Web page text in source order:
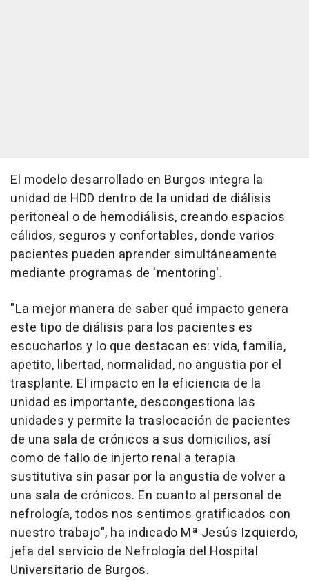
El modelo desarrollado en Burgos integra la
unidad de HDD dentro de la unidad de diálisis
peritoneal o de hemodiálisis, creando espacios
cálidos, seguros y confortables, donde varios
pacientes pueden aprender simultáneamente
mediante programas de 'mentoring'.
"La mejor manera de saber qué impacto genera
este tipo de diálisis para los pacientes es
escucharlos y lo que destacan es: vida, familia,
apetito, libertad, normalidad, no angustia por el
trasplante. El impacto en la eficiencia de la
unidad es importante, descongestiona las
unidades y permite la traslocación de pacientes
de una sala de crónicos a sus domicilios, así
como de fallo de injerto renal a terapia
sustitutiva sin pasar por la angustia de volver a
una sala de crónicos. En cuanto al personal de
nefrología, todos nos sentimos gratificados con
nuestro trabajo", ha indicado Mª Jesús Izquierdo,
jefa del servicio de Nefrología del Hospital
Universitario de Burgos.